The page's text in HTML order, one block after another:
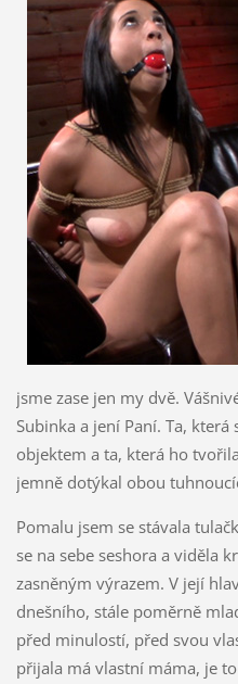
jsme zase jen my dvě.
Subinka a jení Paní. Ta,
objektem a ta, která ho
jemně dotýkal obou
Pomalu jsem se stávala
se na sebe seshora a viděla
zasněným výrazem. V její
dnešního, stále poměrně
před minulostí, před svou
přijala má vlastní máma, je